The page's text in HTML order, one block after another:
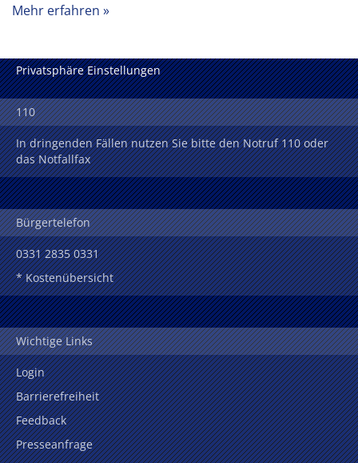
Mehr erfahren
Privatsphäre Einstellungen
110
In dringenden Fällen nutzen Sie bitte den Notruf 110 oder
das Notfallfax
Bürgertelefon
0331 2835 0331
* Kostenübersicht
Wichtige Links
Login
Barrierefreiheit
Feedback
Presseanfrage